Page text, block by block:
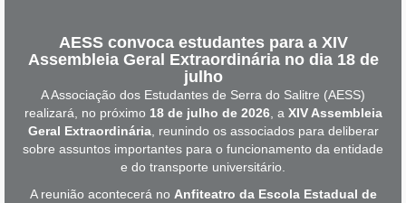
AESS convoca estudantes para a XIV
Assembleia Geral Extraordinária no dia 18 de
julho
A Associação dos Estudantes de Serra do Salitre (AESS)
realizará, no próximo 18 de julho de 2026, a XIV Assembleia
Geral Extraordinária, reunindo os associados para deliberar
sobre assuntos importantes para o funcionamento da entidade
e do transporte universitário.
A reunião acontecerá no Anfiteatro da Escola Estadual de